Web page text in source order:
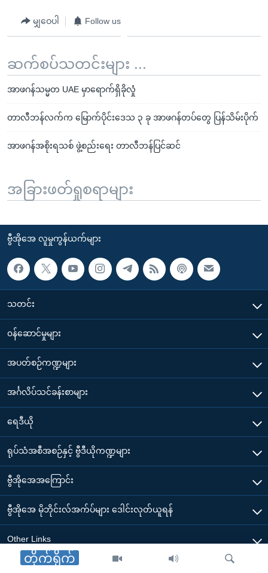
တိုက်ရိုက်
မျှဝေပါ Follow us
ဆက်စပ်သတင်းများ ...
အာဖဂန်သမ္မတ UAE မှာရောက်ရှိခိုလှုံ
တာလီဘန်လက်က မြောက်ပိုင်းဒေသ ၃ ခု အာဖဂန်တပ်တွေ ပြန်သိမ်းပိုက်
အာဖဂန်အစိုးရသစ် ဖွဲ့စည်းရေး တာလီဘန်ပြင်ဆင်
အခြားဖတ်ရှုစရာများ
ဗွီအိုအေ လူမှုကွန်ယက်များ
သတင်း
၀န်ဆောင်မှုများ
အပတ်စဉ်ကဏ္ဍများ
အင်္ဂလိပ်သင်ခန်းစာများ
ရေဒီယို
ရုပ်သံအစီအစဉ်နှင့် ဗွီဒီယိုကဏ္ဍများ
ဗွီအိုအေအကြောင်း
ဗွီအိုအေ မိုဘိုင်းလ်အက်ပ်များ ဒေါင်းလုတ်ယူရန်
Other Links